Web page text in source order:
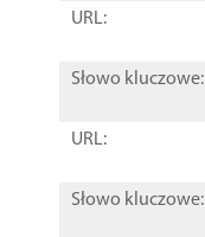
URL:
Słowo kluczowe:
URL:
Słowo kluczowe: